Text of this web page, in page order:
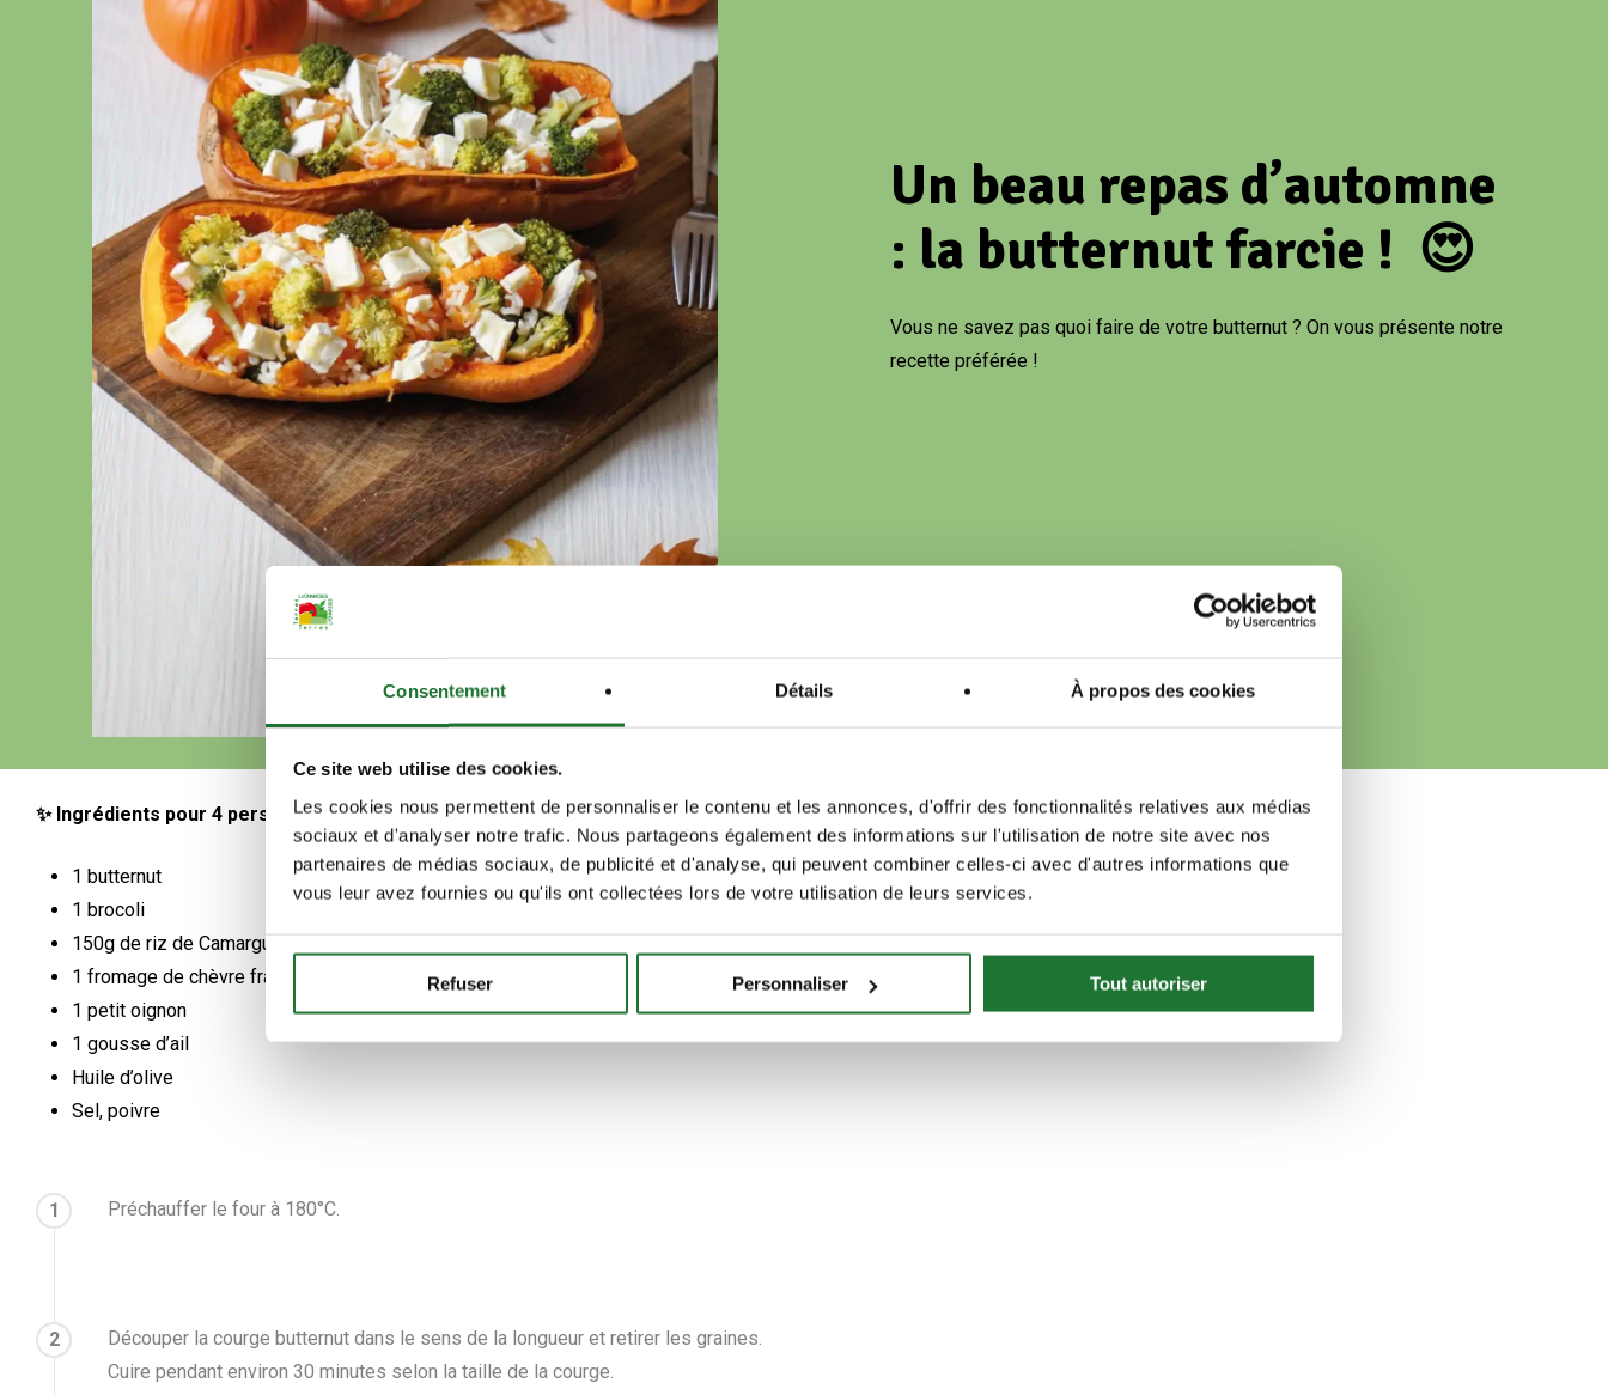
Consentement Détails À propos des cookies
Ce site web utilise des cookies.
Les cookies nous permettent de personnaliser le contenu et les annonces, d'offrir des fonctionnalités relatives aux médias
sociaux et d'analyser notre trafic. Nous partageons également des informations sur l'utilisation de notre site avec nos
partenaires de médias sociaux, de publicité et d'analyse, qui peuvent combiner celles-ci avec d'autres informations que
vous leur avez fournies ou qu'ils ont collectées lors de votre utilisation de leurs services.
Refuser Personnaliser Tout autoriser
Un beau repas d’automne
: la butternut farcie ! 😍
Vous ne savez pas quoi faire de votre butternut ? On vous présente notre
recette préférée !
✨ Ingrédients pour 4 personnes :
1 butternut
1 brocoli
150g de riz de Camargue
1 fromage de chèvre frais
1 petit oignon
1 gousse d’ail
Huile d’olive
Sel, poivre
1 Préchauffer le four à 180°C.
2
Découper la courge butternut dans le sens de la longueur et retirer les graines.
Cuire pendant environ 30 minutes selon la taille de la courge.